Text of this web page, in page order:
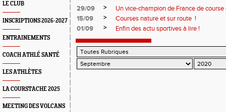
LE CLUB
INSCRIPTIONS 2026-2027
ENTRAINEMENTS
COACH ATHLÉ SANTÉ
LES ATHLÈTES
LA COURSTACHE 2025
MEETING DES VOLCANS
29/09 >
Un vice-champion de France de
15/09
>
Courses nature et sur route !
01/09
> Enfin des actu sportives à lire !